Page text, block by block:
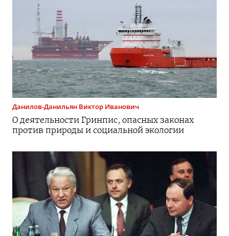
Данилов-Данильян Виктор Иванович
О деятельности Гринпис, опасных законах
против природы и социальной экологии